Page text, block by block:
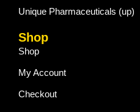
Unique Pharmaceuticals (up)
Shop
Shop
My Account
Checkout